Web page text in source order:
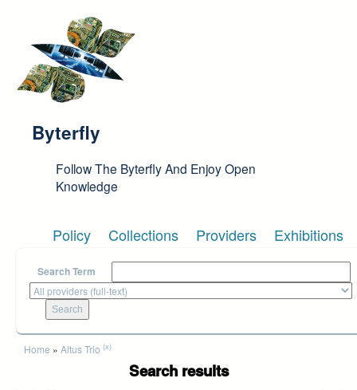
Byterfly
Follow The Byterfly And Enjoy Open
Knowledge
Policy Collections Providers Exhibitions
Search Term
You are here
Home » Altus Trio (x)
Search results